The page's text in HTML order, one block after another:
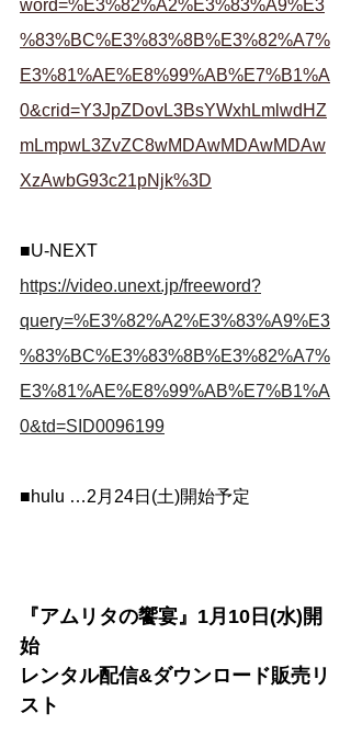
word=%E3%82%A2%E3%83%A9%E3
%83%BC%E3%83%8B%E3%82%A7%
E3%81%AE%E8%99%AB%E7%B1%A
0&crid=Y3JpZDovL3BsYWxhLmlwdHZ
mLmpwL3ZvZC8wMDAwMDAwMDAw
XzAwbG93c21pNjk%3D
■U-NEXT
https://video.unext.jp/freeword?
query=%E3%82%A2%E3%83%A9%E3
%83%BC%E3%83%8B%E3%82%A7%
E3%81%AE%E8%99%AB%E7%B1%A
0&td=SID0096199
■hulu …2月24日(土)開始予定
『アムリタの饗宴』1月10日(水)開
始
レンタル配信&ダウンロード販売リ
スト